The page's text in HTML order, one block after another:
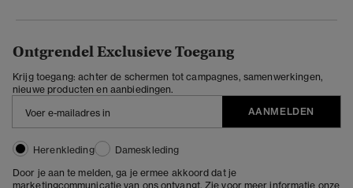
Ontgrendel Exclusieve Toegang
Krijg toegang: achter de schermen tot campagnes, samenwerkingen,
nieuwe producten en aanbiedingen.
AANMELDEN
Herenkleding
Dameskleding
Door je aan te melden, ga je ermee akkoord dat je
marketingcommunicatie van ons ontvangt. Zie voor meer informatie onze